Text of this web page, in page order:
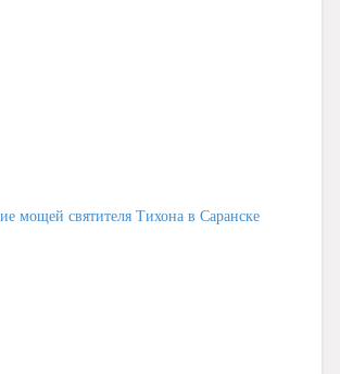
мощей святителя Тихона в Саранске